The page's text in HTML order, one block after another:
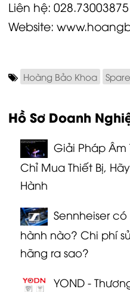
Liên hệ: 028.73003875
Website:
Hoàng Bảo Khoa
Hồ Sơ Doanh
Giải Pháp Âm
Chỉ Mua Thiết Bị,
Hành
Sennheiser
hành nào? Chi phí
hãng ra sao?
YOND -